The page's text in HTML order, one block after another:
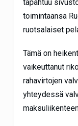
tapahtuu
toimintaansa
ruotsalaiset
Tämä on
vaikeuttanut
rahavirtojen
yhteydessä